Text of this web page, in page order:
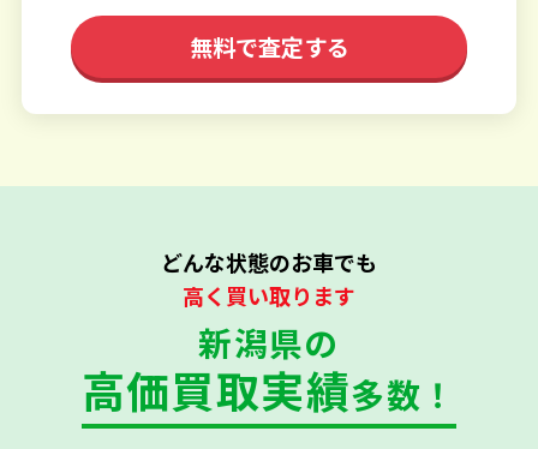
無料で査定する
どんな状態のお車でも
高く買い取ります
新潟県の
高価買取実績多数！